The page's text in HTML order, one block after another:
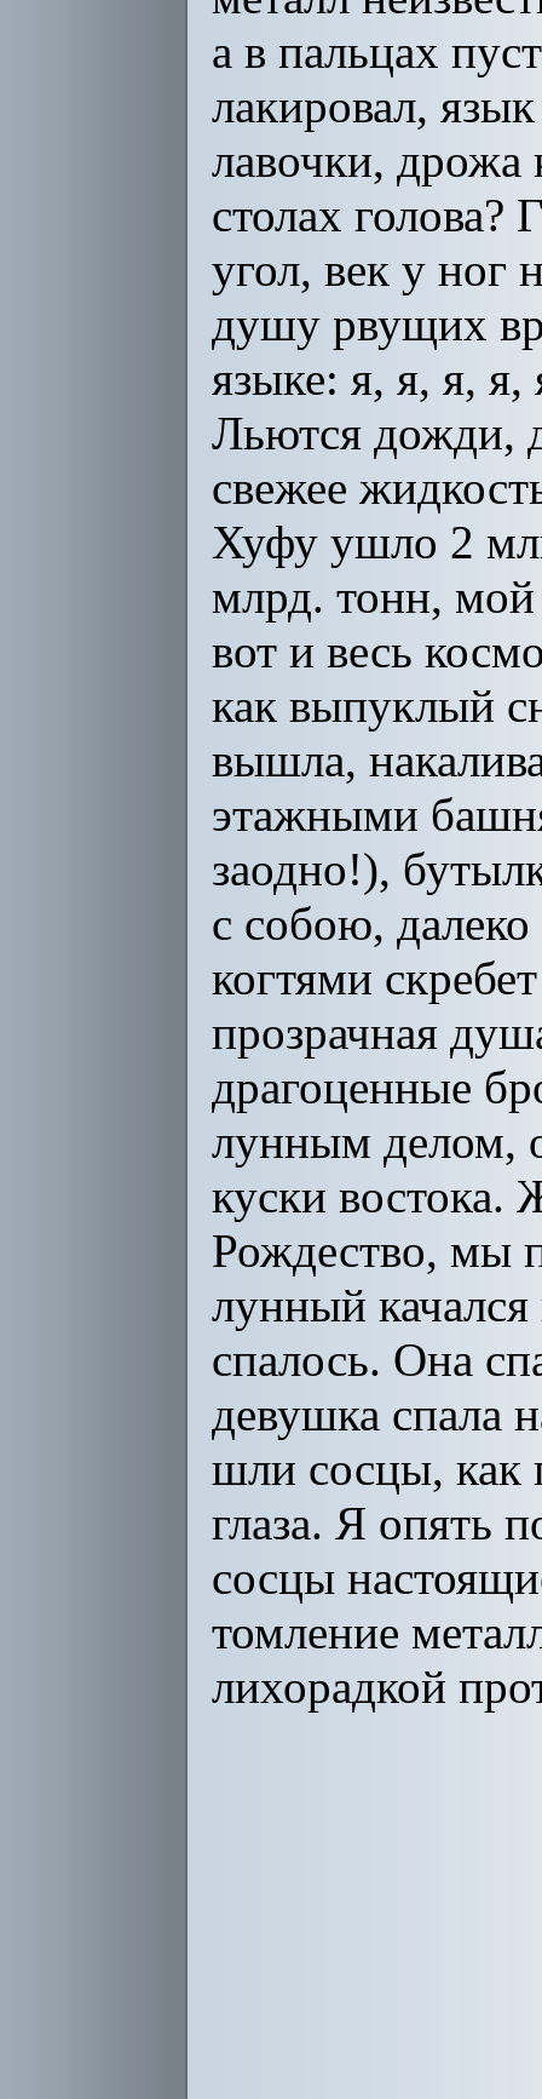
а в пальцах
лакировал,
лавочки,
столах голова?
угол, век у ног
душу рвущих
языке: я, я, я,
Льются дожди,
свежее
Хуфу ушло 2
млрд. тонн, мой
вот и весь
как выпуклый
вышла,
этажными
заодно!),
с собою,
когтями
прозрачная
драгоценные
лунным делом,
куски
Рождество, мы
лунный
спалось. Она
девушка спала
шли сосцы, как
глаза. Я опять
сосцы
томление
лихорадкой